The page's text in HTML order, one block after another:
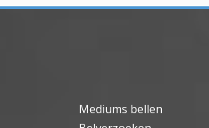
Mediums bellen